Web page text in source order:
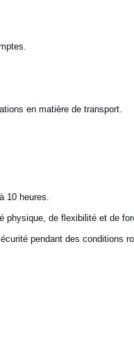
en matière de transport.
10 heures.
physique, de flexibilité et de
pendant des conditions